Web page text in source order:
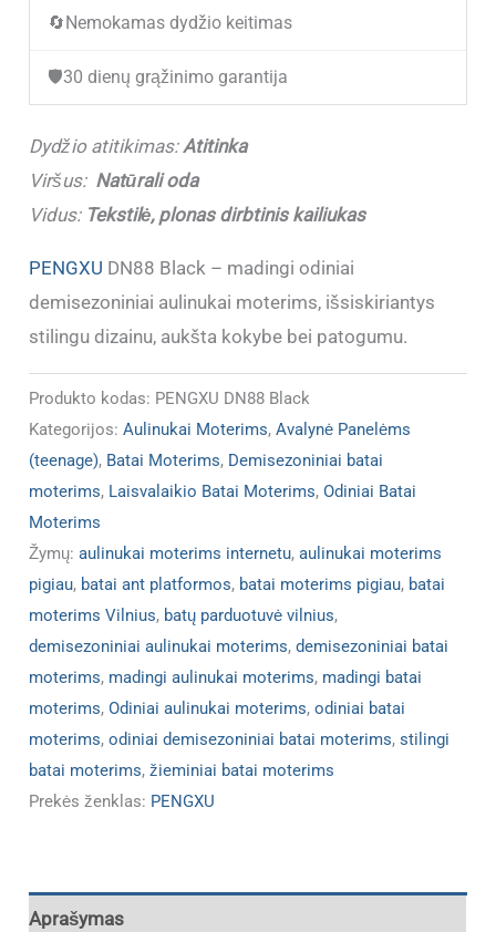
moterims
(Dydžiai
🔄 Nemokamas dydžio keitimas
🛡️30 dienų grąžinimo garantija
Dydžio atitikimas:Atitinka
Viršus: Natūrali oda
Vidus: Tekstilė, plonas dirbtinis kailiukas
PENGXU DN88 Black – madingi odiniai
demisezoniniai aulinukai moterims, išsiskiriantys
stilingu dizainu, aukšta kokybe bei patogumu.
Produkto kodas: PENGXU DN88 Black
Kategorijos:Aulinukai Moterims,Avalynė Panelėms
(teenage), Batai Moterims, Demisezoniniai batai
moterims, Laisvalaikio Batai Moterims,Odiniai Batai
Moterims
Žymų:aulinukai moterims internetu,aulinukai moterims
pigiau, batai ant platformos, batai moterims pigiau, batai
moterims Vilnius, batų parduotuvė vilnius,
demisezoniniai aulinukai moterims,demisezoniniai batai
moterims, madingi aulinukai moterims, madingi batai
moterims,Odiniai aulinukai moterims,odiniai batai
moterims,odiniai demisezoniniai batai moterims,stilingi
batai moterims,žieminiai batai moterims
Prekės ženklas: PENGXU
Aprašymas